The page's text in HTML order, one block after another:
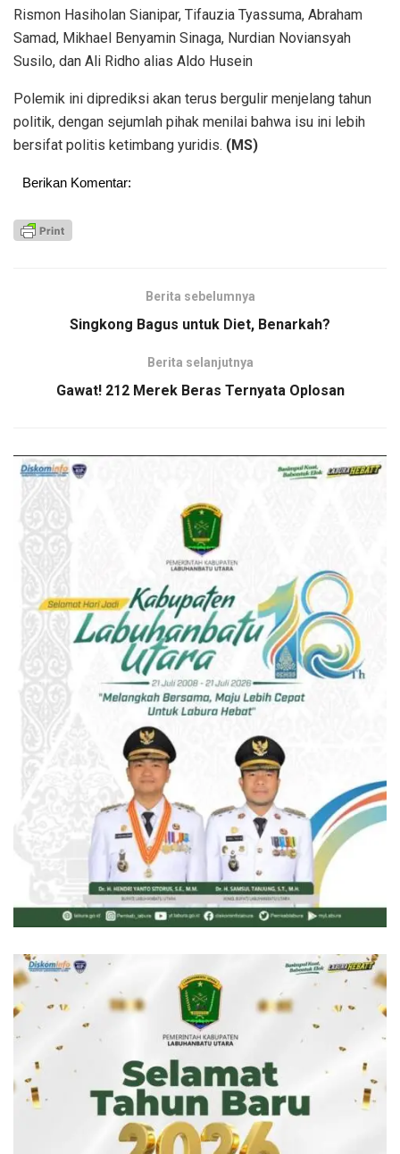
Rismon Hasiholan Sianipar, Tifauzia Tyassuma, Abraham
Samad, Mikhael Benyamin Sinaga, Nurdian Noviansyah
Susilo, dan Ali Ridho alias Aldo Husein
Polemik ini diprediksi akan terus bergulir menjelang tahun
politik, dengan sejumlah pihak menilai bahwa isu ini lebih
bersifat politis ketimbang yuridis. (MS)
Berikan Komentar:
Berita sebelumnya
Singkong Bagus untuk Diet, Benarkah?
Berita selanjutnya
Gawat! 212 Merek Beras Ternyata Oplosan